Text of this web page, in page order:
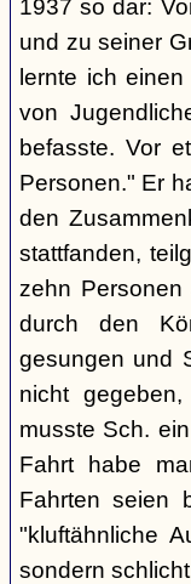
1937 so dar:
und zu seiner
lernte ich
von
befasste. Vor
Personen." Er
den
stattfanden,
zehn
durch den
gesungen und
nicht
musste Sch.
Fahrt habe
Fahrten seien
"kluftähnliche
sondern